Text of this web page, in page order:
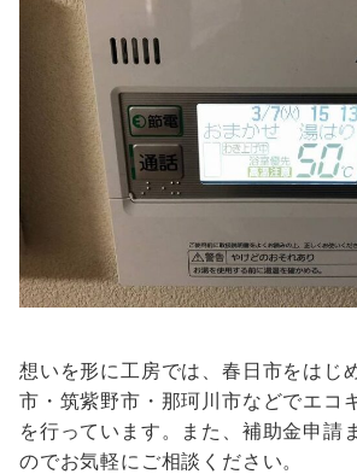
想いを形に工房では、春日市をはじ
市・筑紫野市・那珂川市などでエコ
を行っています。また、補助金申請
のでお気軽にご相談ください。